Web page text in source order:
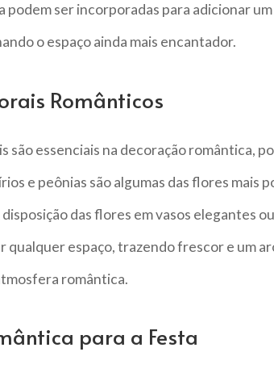
podem ser incorporadas para adicionar
o espaço ainda mais encantador.
Românticos
são essenciais na decoração romântica,
e peônias são algumas das flores mais
das flores em vasos elegantes
qualquer espaço, trazendo frescor e um
romântica.
para a Festa